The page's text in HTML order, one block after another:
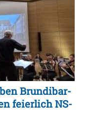
Brundibar-
feierlich NS-